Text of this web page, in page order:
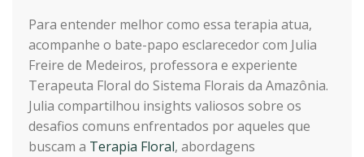
Para entender melhor como essa terapia atua,
acompanhe o bate-papo esclarecedor com Julia
Freire de Medeiros, professora e experiente
Terapeuta Floral do Sistema Florais da Amazônia.
Julia compartilhou insights valiosos sobre os
desafios comuns enfrentados por aqueles que
buscam a Terapia Floral, abordagens